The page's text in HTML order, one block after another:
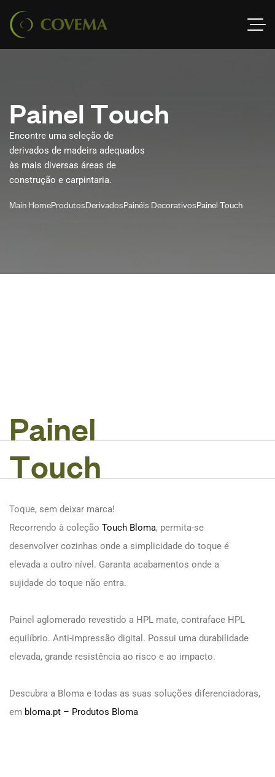
Painel Touch
Encontre uma seleção de
derivados de madeira adequados
às mais diversas áreas de
construção e carpintaria.
Main HomeProdutosDerivadosPainéis DecorativosPainel Touch
Painel
Touch
Toque, sem deixar marca!
Recorrendo à coleção Touch Bloma, permita-se
desenvolver cozinhas onde a simplicidade do toque é
elevada a outro nível. Garanta acabamentos onde a
sujidade do toque não entra.
Painel aglomerado revestido a HPL mate, contraface HPL
equilíbrio. Anti-impressão digital. Possui uma durabilidade
elevada, grande resistência ao risco e ao impacto.
Descubra a Bloma e todas as suas soluções diferenciadoras,
em bloma.pt – Produtos Bloma